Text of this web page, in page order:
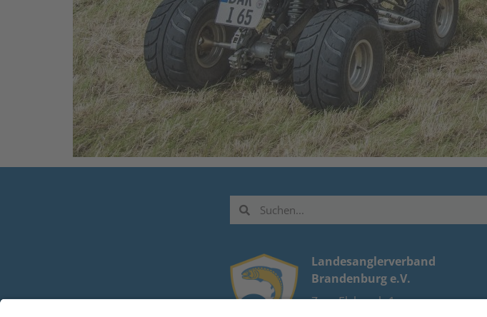
Landesanglerverband
Brandenburg e.V.
Zum Elsbruch 1